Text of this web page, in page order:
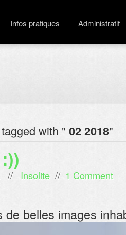
Infos pratiques Administratif
with " 02 2018"
// Insolite // 1 Comment
de belles images